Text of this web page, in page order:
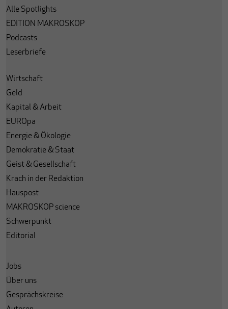
Alle Spotlights
EDITION MAKROSKOP
Podcasts
Leserbriefe
Wirtschaft
Geld
Kapital & Arbeit
EUROpa
Energie & Ökologie
Demokratie & Staat
Geist & Gesellschaft
Krach in der Redaktion
Hauspost
MAKROSKOP science
Schwerpunkt
Editorial
Jobs
Über uns
Gesprächskreise